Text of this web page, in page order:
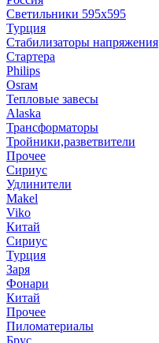
Светильники 595х595
Турция
Стабилизаторы напряжения
Стартера
Philips
Оsrам
Тепловые завесы
Alaska
Трансформаторы
Тройники,разветвители
Прочее
Сириус
Удлинители
Makel
Viko
Китай
Сириус
Турция
Заря
Фонари
Китай
Прочее
Пиломатериалы
Брус